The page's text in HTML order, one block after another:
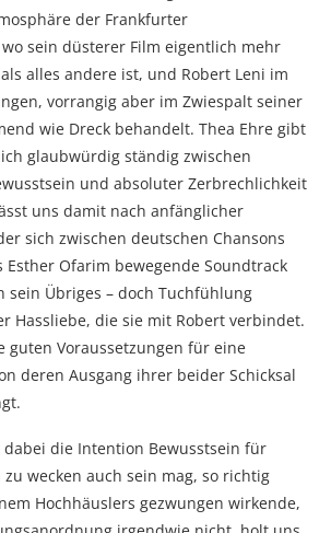
der Frankfurter
sein düsterer Film eigentlich mehr
alles andere ist, und Robert Leni im
vorrangig aber im Zwiespalt seiner
wie Dreck behandelt. Thea Ehre gibt
glaubwürdig ständig zwischen
und absoluter Zerbrechlichkeit
uns damit nach anfänglicher
sich zwischen deutschen Chansons
Ofarim bewegende Soundtrack
sein Übriges – doch Tuchfühlung
Hassliebe, die sie mit Robert verbindet.
guten Voraussetzungen für eine
deren Ausgang ihrer beider Schicksal
dabei die Intention Bewusstsein für
wecken auch sein mag, so richtig
Hochhäuslers gezwungen wirkende,